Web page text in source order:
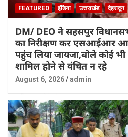
FEATURED इंडिया उत्तराखंड देहरादून
DM/ DEO ने सहसपुर
का निरीक्षण कर एसआईआर
पहुंच लिया जायजा,बोले कोई भी
शामिल होने से वंचित न रहे
August 6, 2026 admin